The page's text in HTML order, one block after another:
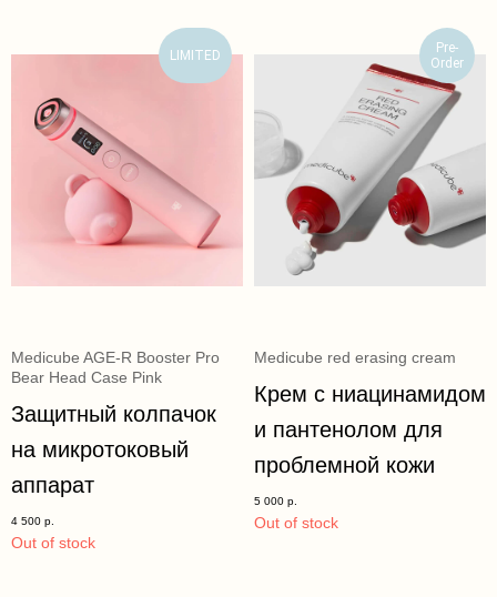
LIMITED
Medicube AGE-R Booster Pro
Bear Head Case Pink
Защитный колпачок
на микротоковый
аппарат
4 500 р.
Out of stock
Pre-
Order
Medicube red erasing cream
Крем с ниацинамидом
и пантенолом для
проблемной кожи
5 000 р.
Out of stock